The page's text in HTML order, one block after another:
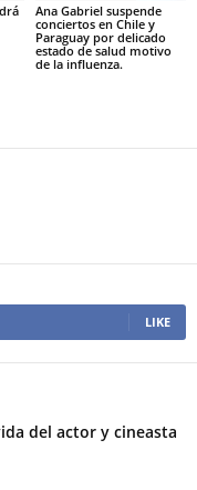
Ana Gabriel suspende
conciertos en Chile y
Paraguay por delicado
estado de salud motivo
de la influenza.
LIKE
del actor y cineasta